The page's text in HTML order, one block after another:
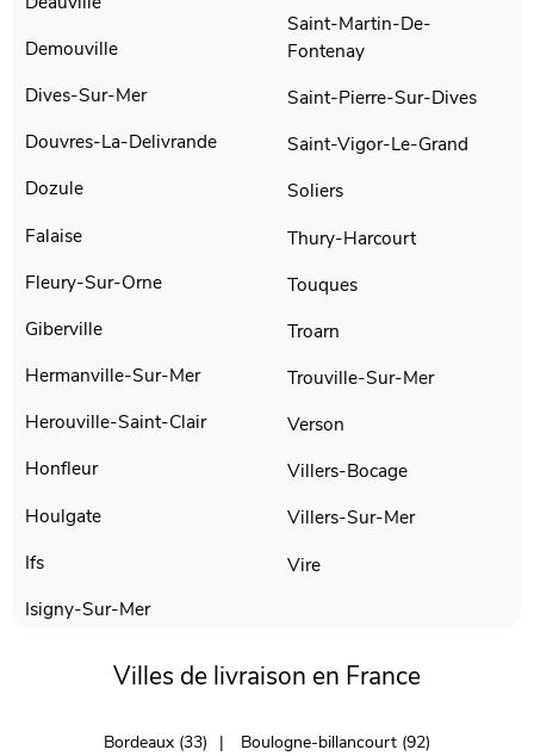
Demouville
Dives-Sur-Mer
Douvres-La-Delivrande
Dozule
Falaise
Fleury-Sur-Orne
Giberville
Hermanville-Sur-Mer
Herouville-Saint-Clair
Honfleur
Houlgate
Ifs
Isigny-Sur-Mer
Saint-Martin-De-
Fontenay
Saint-Pierre-Sur-Dives
Saint-Vigor-Le-Grand
Soliers
Thury-Harcourt
Touques
Troarn
Trouville-Sur-Mer
Verson
Villers-Bocage
Villers-Sur-Mer
Vire
Villes de livraison en France
Bordeaux (33)
Boulogne-billancourt (92)